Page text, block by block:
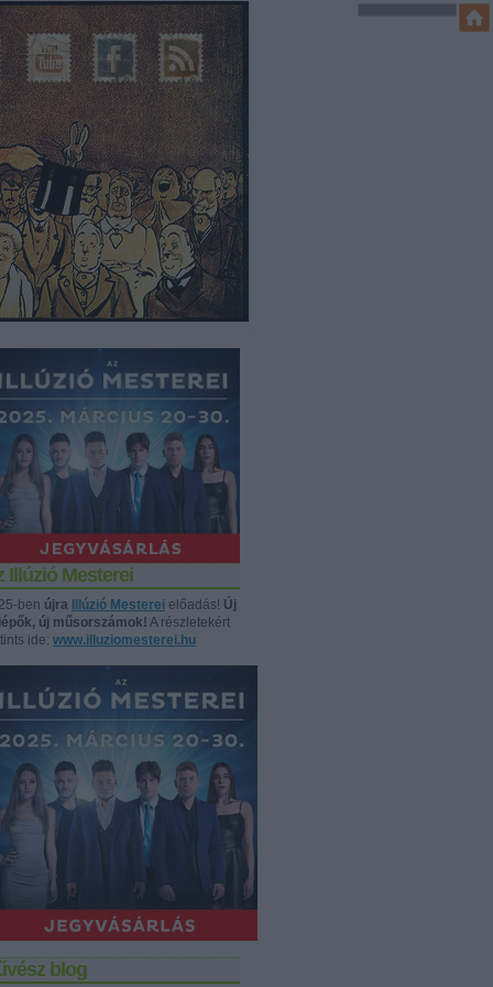
Illúzió Mesterei
ben újra Illúzió Mesterei előadás! Új
új műsorszámok! A részletekért
ide: www.illuziomesterei.hu
blog